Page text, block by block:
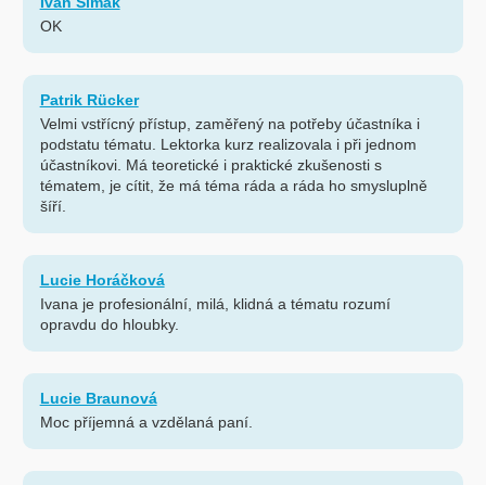
OK
Patrik Rücker
Velmi vstřícný přístup, zaměřený na potřeby účastníka i
podstatu tématu. Lektorka kurz realizovala i při jednom
účastníkovi. Má teoretické i praktické zkušenosti s
tématem, je cítit, že má téma ráda a ráda ho smysluplně
šíří.
Lucie Horáčková
Ivana je profesionální, milá, klidná a tématu rozumí
opravdu do hloubky.
Lucie Braunová
Moc příjemná a vzdělaná paní.